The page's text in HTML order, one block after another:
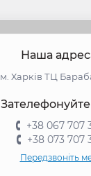
Наша
м. Харків ТЦ
+38 067 707
+38 073 707
Передзвоніть